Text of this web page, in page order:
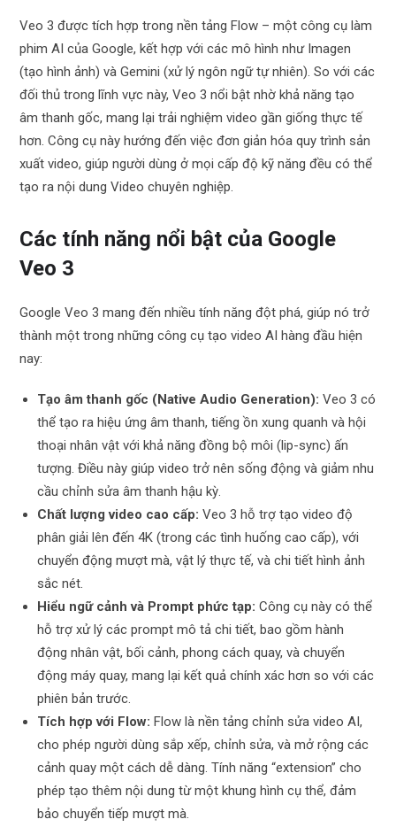
Veo 3 được tích hợp trong nền tảng Flow – một công cụ làm
phim AI của Google, kết hợp với các mô hình như Imagen
(tạo hình ảnh) và Gemini (xử lý ngôn ngữ tự nhiên). So với các
đối thủ trong lĩnh vực này, Veo 3 nổi bật nhờ khả năng tạo
âm thanh gốc, mang lại trải nghiệm video gần giống thực tế
hơn. Công cụ này hướng đến việc đơn giản hóa quy trình sản
xuất video, giúp người dùng ở mọi cấp độ kỹ năng đều có thể
tạo ra nội dung Video chuyên nghiệp.
Các tính năng nổi bật của Google
Veo 3
Google Veo 3 mang đến nhiều tính năng đột phá, giúp nó trở
thành một trong những công cụ tạo video AI hàng đầu hiện
nay:
Tạo âm thanh gốc (Native Audio Generation): Veo 3 có
thể tạo ra hiệu ứng âm thanh, tiếng ồn xung quanh và hội
thoại nhân vật với khả năng đồng bộ môi (lip-sync) ấn
tượng. Điều này giúp video trở nên sống động và giảm nhu
cầu chỉnh sửa âm thanh hậu kỳ.
Chất lượng video cao cấp: Veo 3 hỗ trợ tạo video độ
phân giải lên đến 4K (trong các tình huống cao cấp), với
chuyển động mượt mà, vật lý thực tế, và chi tiết hình ảnh
sắc nét.
Hiểu ngữ cảnh và Prompt phức tạp: Công cụ này có thể
hỗ trợ xử lý các prompt mô tả chi tiết, bao gồm hành
động nhân vật, bối cảnh, phong cách quay, và chuyển
động máy quay, mang lại kết quả chính xác hơn so với các
phiên bản trước.
Tích hợp với Flow: Flow là nền tảng chỉnh sửa video AI,
cho phép người dùng sắp xếp, chỉnh sửa, và mở rộng các
cảnh quay một cách dễ dàng. Tính năng “extension” cho
phép tạo thêm nội dung từ một khung hình cụ thể, đảm
bảo chuyển tiếp mượt mà.